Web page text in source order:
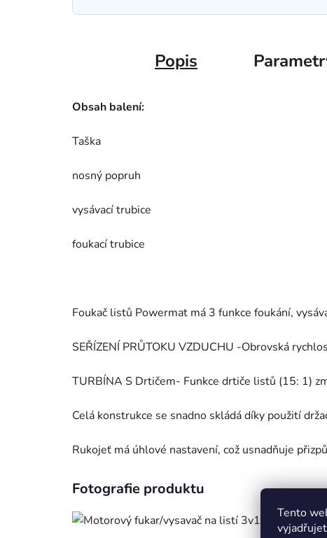
Tento
Popis
Obsah balení:
Taška
nosný popruh
vysávací trubice
foukací trubice
Foukač listů Powermat má 3 funkce foukání,
SEŘÍZENÍ PRŮTOKU VZDUCHU -Obrovská
TURBÍNA S Drtičem- Funkce drtiče listů (15: 1)
Celá konstrukce se snadno skládá díky použití
Rukojeť má úhlové nastavení, což usnadňuje
Fotografie produktu